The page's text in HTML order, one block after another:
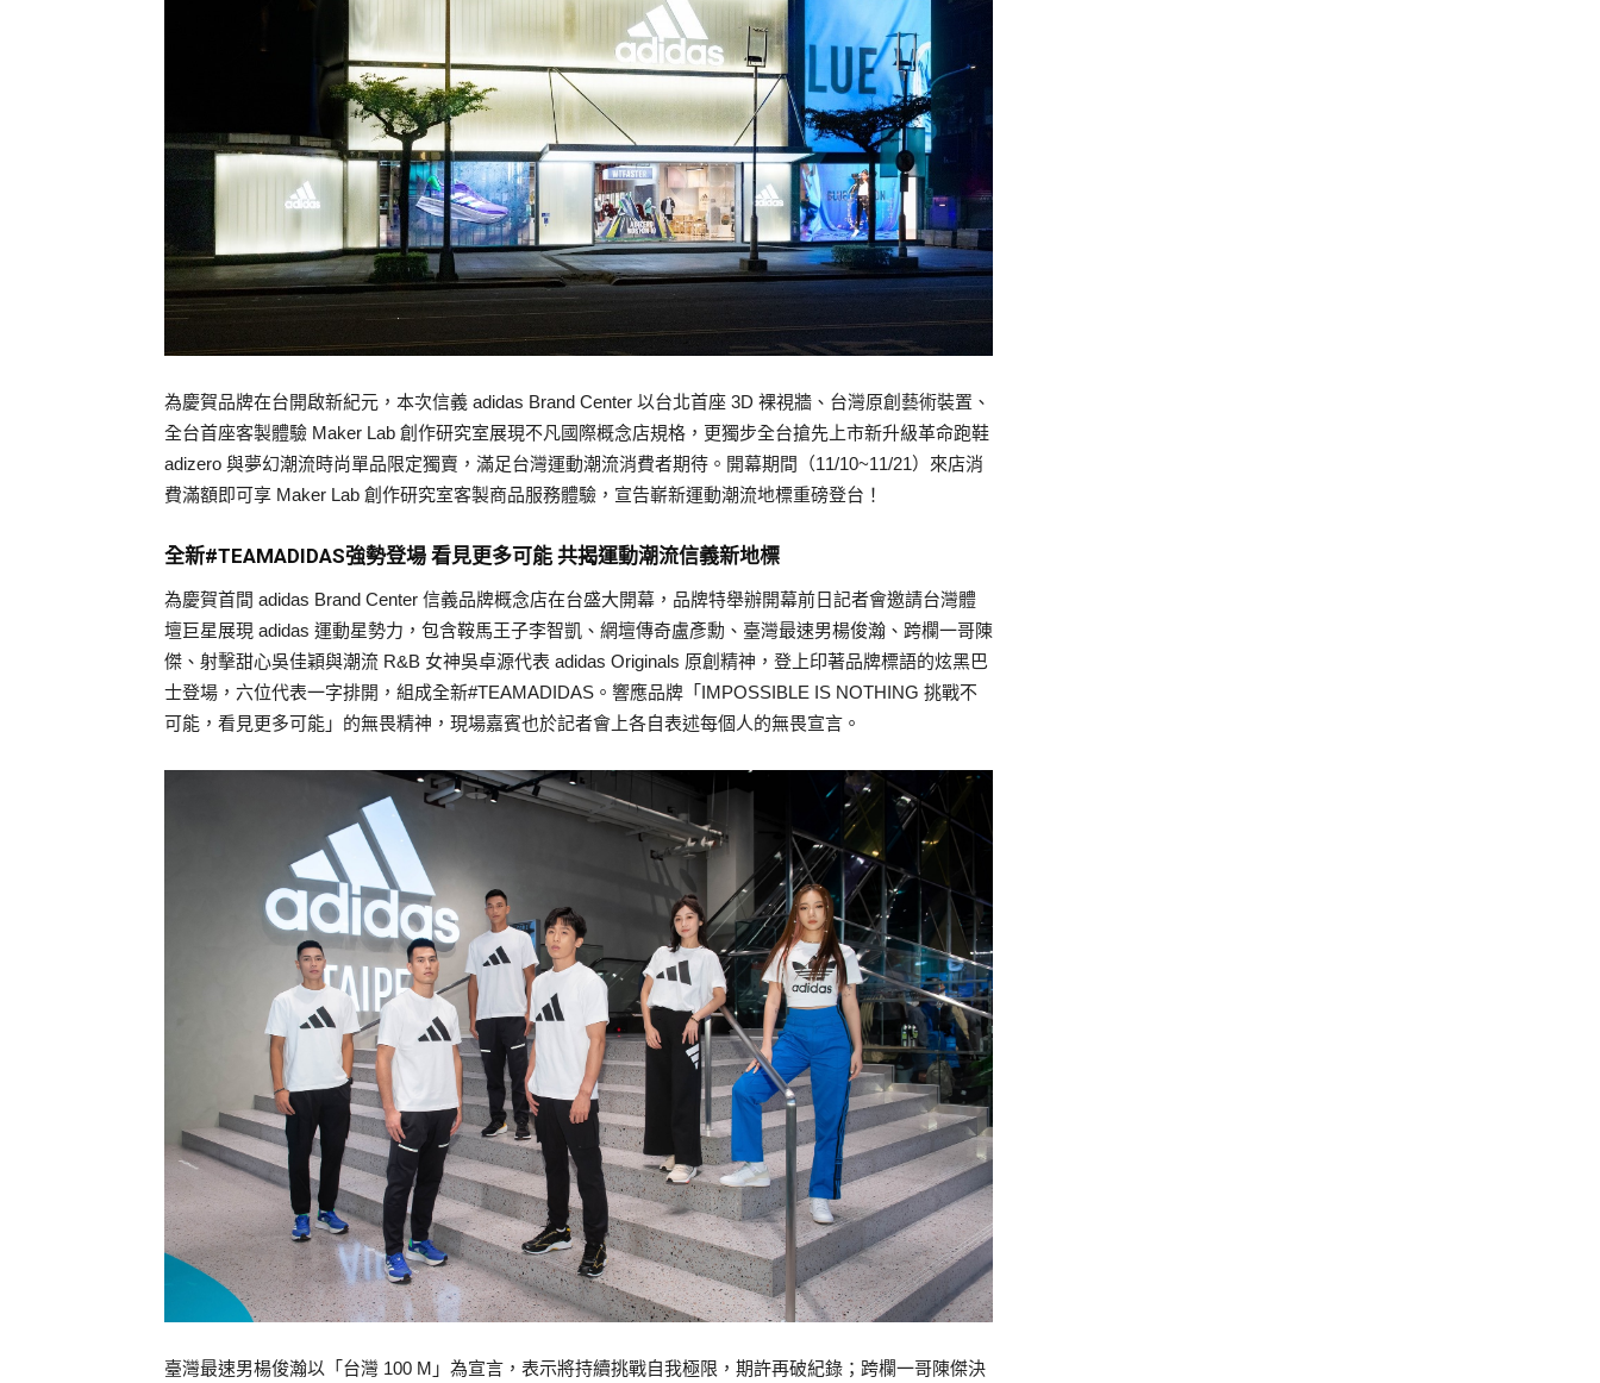
為慶賀品牌在台開啟新紀元，本次信義 adidas Brand Center 以台北首座 3D 裸視牆、台灣原創藝術裝置、
全台首座客製體驗 Maker Lab 創作研究室展現不凡國際概念店規格，更獨步全台搶先上市新升級革命跑鞋
adizero 與夢幻潮流時尚單品限定獨賣，滿足台灣運動潮流消費者期待。開幕期間（11/10~11/21）來店消
費滿額即可享 Maker Lab 創作研究室客製商品服務體驗，宣告嶄新運動潮流地標重磅登台！
全新#TEAMADIDAS強勢登場 看見更多可能 共揭運動潮流信義新地標
為慶賀首間 adidas Brand Center 信義品牌概念店在台盛大開幕，品牌特舉辦開幕前日記者會邀請台灣體
壇巨星展現 adidas 運動星勢力，包含鞍馬王子李智凱、網壇傳奇盧彥勳、臺灣最速男楊俊瀚、跨欄一哥陳
傑、射擊甜心吳佳穎與潮流 R&B 女神吳卓源代表 adidas Originals 原創精神，登上印著品牌標語的炫黑巴
士登場，六位代表一字排開，組成全新#TEAMADIDAS。響應品牌「IMPOSSIBLE IS NOTHING 挑戰不
可能，看見更多可能」的無畏精神，現場嘉賓也於記者會上各自表述每個人的無畏宣言。
臺灣最速男楊俊瀚以「台灣 100 M」為宣言，表示將持續挑戰自我極限，期許再破紀錄；跨欄一哥陳傑決